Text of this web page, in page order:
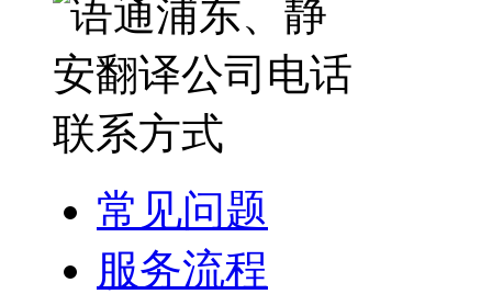
常见问题
服务流程